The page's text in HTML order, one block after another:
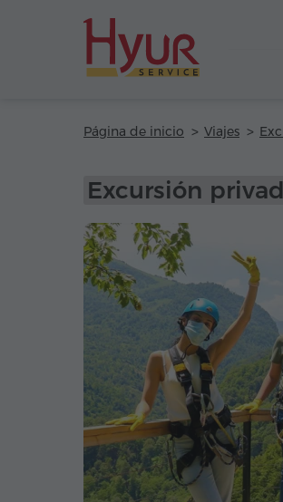
Página de inicio Viajes
Excursión